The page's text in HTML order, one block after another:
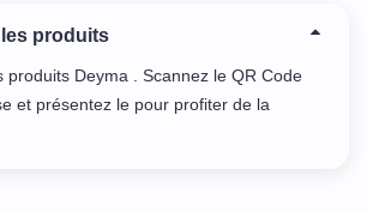
produits
produits Deyma . Scannez le QR Code
et présentez le pour profiter de la